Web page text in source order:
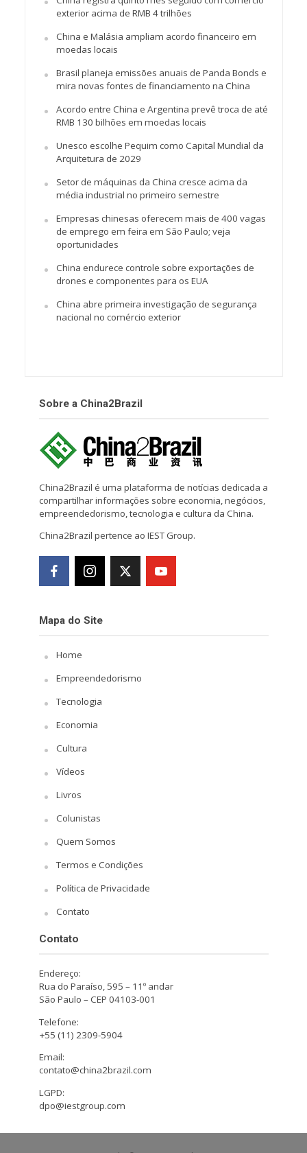
exterior acima de RMB 4 trilhões
China e Malásia ampliam acordo financeiro em
moedas locais
Brasil planeja emissões anuais de Panda Bonds e
mira novas fontes de financiamento na China
Acordo entre China e Argentina prevê troca de até
RMB 130 bilhões em moedas locais
Unesco escolhe Pequim como Capital Mundial da
Arquitetura de 2029
Setor de máquinas da China cresce acima da
média industrial no primeiro semestre
Empresas chinesas oferecem mais de 400 vagas
de emprego em feira em São Paulo; veja
oportunidades
China endurece controle sobre exportações de
drones e componentes para os EUA
China abre primeira investigação de segurança
nacional no comércio exterior
Sobre a China2Brazil
China2Brazil é uma plataforma de notícias dedicada a
compartilhar informações sobre economia, negócios,
empreendedorismo, tecnologia e cultura da China.
China2Brazil pertence ao IEST Group.
Mapa do Site
Home
Empreendedorismo
Tecnologia
Economia
Cultura
Vídeos
Livros
Colunistas
Quem Somos
Termos e Condições
Política de Privacidade
Contato
Contato
Endereço:
Rua do Paraíso, 595 – 11º andar
São Paulo – CEP 04103-001
Telefone:
+55 (11) 2309-5904
Email:
contato@china2brazil.com
LGPD:
dpo@iestgroup.com